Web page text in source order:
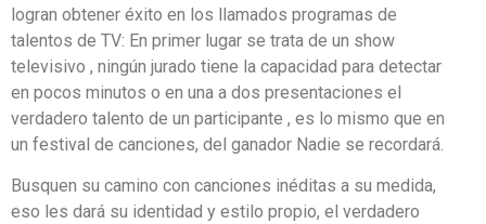
logran obtener éxito en los llamados programas de
talentos de TV: En primer lugar se trata de un show
televisivo , ningún jurado tiene la capacidad para detectar
en pocos minutos o en una a dos presentaciones el
verdadero talento de un participante , es lo mismo que en
un festival de canciones, del ganador Nadie se recordará.
Busquen su camino con canciones inéditas a su medida,
eso les dará su identidad y estilo propio, el verdadero